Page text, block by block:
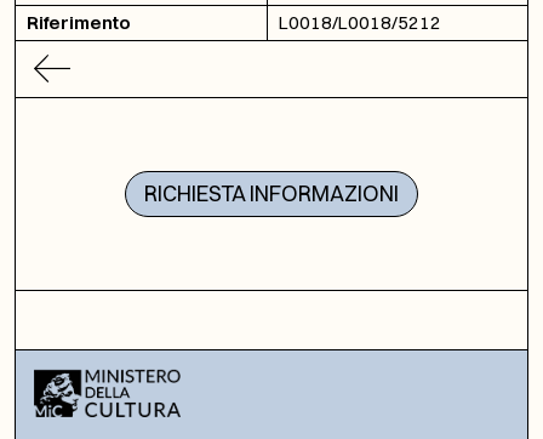
Riferimento
L0018/L0018/5212
RICHIESTA INFORMAZIONI